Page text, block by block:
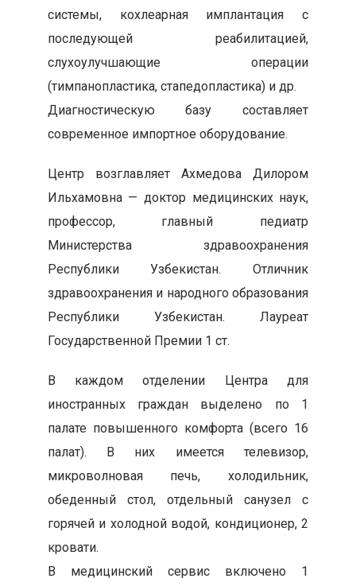
системы, кохлеарная имплантация c
последующей реабилитацией,
слухоулучшающие операции
(тимпанопластика, стапедопластика) и др.
Диагностическую базу составляет
современное импортное оборудование.
Центр возглавляет Ахмедова Дилором
Ильхамовна — доктор медицинских наук,
профессор, главный педиатр
Министерства здравоохранения
Республики Узбекистан. Отличник
здравоохранения и народного образования
Республики Узбекистан. Лауреат
Государственной Премии 1 ст.
В каждом отделении Центра для
иностранных граждан выделено по 1
палате повышенного комфорта (всего 16
палат). В них имеется телевизор,
микроволновая печь, холодильник,
обеденный стол, отдельный санузел с
горячей и холодной водой, кондиционер, 2
кровати.
В медицинский сервис включено 1